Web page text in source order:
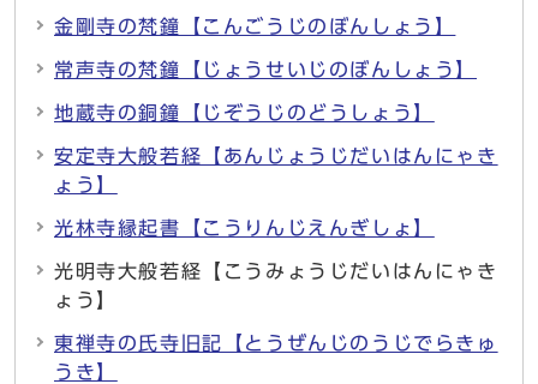
金剛寺の梵鐘【こんごうじのぼんしょう】
常声寺の梵鐘【じょうせいじのぼんしょう】
地蔵寺の銅鐘【じぞうじのどうしょう】
安定寺大般若経【あんじょうじだいはんにゃき
ょう】
光林寺縁起書【こうりんじえんぎしょ】
光明寺大般若経【こうみょうじだいはんにゃき
ょう】
東禅寺の氏寺旧記【とうぜんじのうじでらきゅ
うき】